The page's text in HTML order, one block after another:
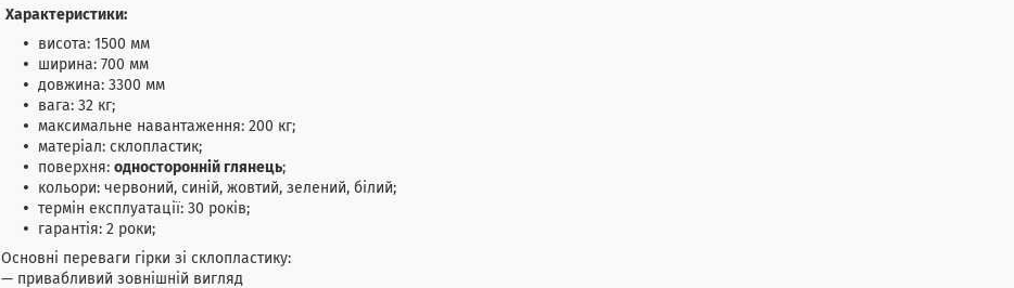
Характеристики:
висота: 1500 мм
ширина: 700 мм
довжина: 3300 мм
вага: 32 кг;
максимальне навантаження: 200 кг;
матеріал: склопластик;
поверхня: односторонній глянець;
кольори: червоний, синій, жовтий, зелений, білий;
термін експлуатації: 30 років;
гарантія: 2 роки;
Основні переваги гірки зі склопластику:
— привабливий зовнішній вигляд